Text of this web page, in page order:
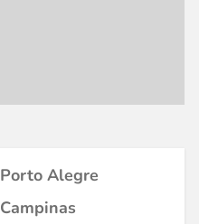
Porto Alegre
Campinas